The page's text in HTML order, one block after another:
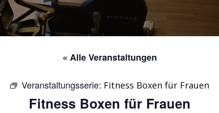
« Alle Veranstaltungen
Veranstaltungsserie: Fitness Boxen für Frauen
Fitness Boxen für Frauen